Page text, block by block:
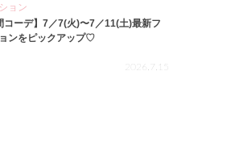
ョン
コーデ】7／7(火)〜7／11(土)最新フ
ンをピックアップ♡
2026.7.15